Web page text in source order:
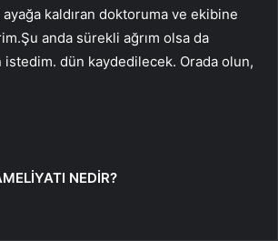
kaldıran doktoruma ve ekibine
anda sürekli ağrım olsa da
dün kaydedilecek. Orada olun,
NEDİR?